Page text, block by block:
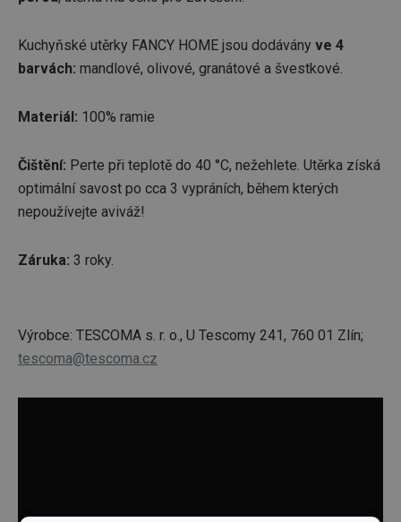
Kuchyňské utěrky FANCY HOME jsou dodávány ve 4
barvách: mandlové, olivové, granátové a švestkové.
Materiál: 100% ramie
Čištění: Perte při teplotě do 40 °C, nežehlete. Utěrka získá
optimální savost po cca 3 vypráních, během kterých
nepoužívejte aviváž!
Záruka: 3 roky.
Výrobce: TESCOMA s. r. o., U Tescomy 241, 760 01 Zlín;
tescoma@tescoma.cz